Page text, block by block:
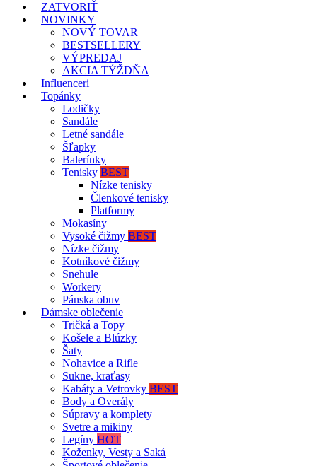
ZATVORIŤ
NOVINKY
NOVÝ TOVAR
BESTSELLERY
VÝPREDAJ
AKCIA TÝŽDŇA
Influenceri
Topánky
Lodičky
Sandále
Letné sandále
Šľapky
Balerínky
Tenisky BEST
Nízke tenisky
Členkové tenisky
Platformy
Mokasíny
Vysoké čižmy BEST
Nízke čižmy
Kotníkové čižmy
Snehule
Workery
Pánska obuv
Dámske oblečenie
Tričká a Topy
Košele a Blúzky
Šaty
Nohavice a Rifle
Sukne, kraťasy
Kabáty a Vetrovky BEST
Body a Overály
Súpravy a komplety
Svetre a mikiny
Legíny HOT
Koženky, Vesty a Saká